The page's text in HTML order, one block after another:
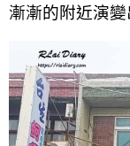
漸漸的附近演